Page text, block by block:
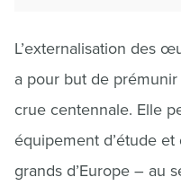
L’externalisation des
a pour but de
crue centennale. Elle
équipement d’étude
grands d’Europe – au